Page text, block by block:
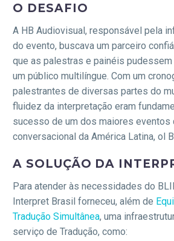
O DESAFIO
A HB Audiovisual, responsável pela
do evento, buscava um parceiro
que as palestras e painéis
um público multilíngue. Com um
palestrantes de diversas partes do
fluidez da interpretação eram
sucesso de um dos maiores eventos
conversacional da América Latina, ol
A SOLUÇÃO DA
Para atender às necessidades do
Interpret Brasil forneceu, além de
Tradução Simultânea, uma
serviço de Tradução, como: